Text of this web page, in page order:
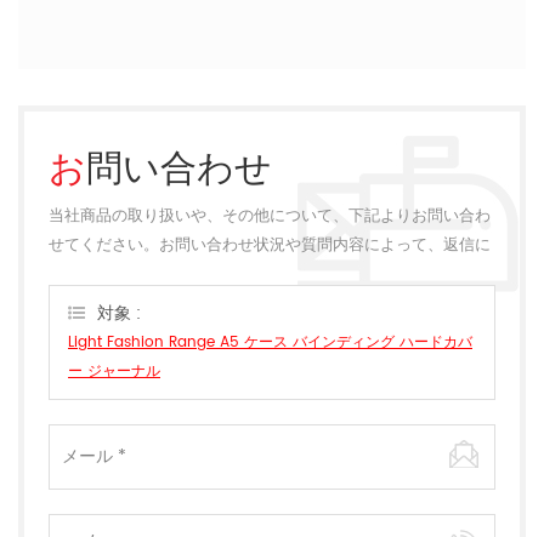
お問い合わせ
当社商品の取り扱いや、その他について、下記よりお問い合わ
せてください。お問い合わせ状況や質問内容によって、返信に
対象 :
Light Fashion Range A5 ケース バインディング ハードカバ
ー ジャーナル